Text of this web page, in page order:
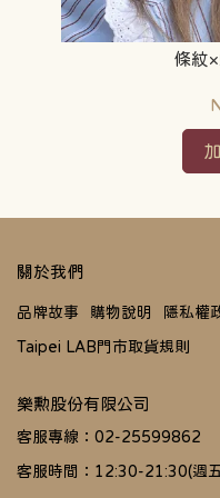
條紋
關於我們
品牌故事 購物說明 隱私權
Taipei LAB門市取貨規則
樂勲股份有限公司
客服專線：02-25599862
客服時間：12:30-21:30(週